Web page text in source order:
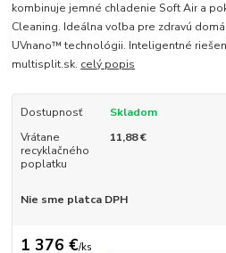
kombinuje jemné chladenie Soft Air a
Cleaning. Ideálna voľba pre zdravú
UVnano™ technológii. Inteligentné
multisplit.sk. celý popis
Dostupnosť
Skladom
Vrátane
recyklačného
poplatku
11,88 €
Nie sme platca DPH
1 376 €/ks